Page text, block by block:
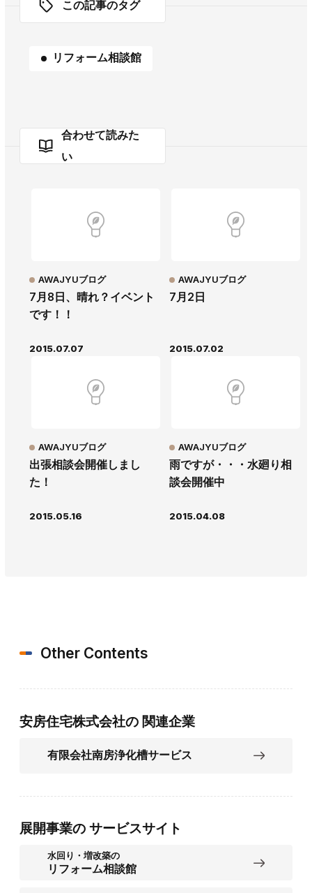
この記事のタグ
リフォーム相談館
合わせて読みた
い
7月8日、晴れ？イベント
です！！
AWAJYUブログ
2015.07.07
7月2日
AWAJYUブログ
2015.07.02
出張相談会開催しまし
た！
AWAJYUブログ
2015.05.16
雨ですが・・・水廻り相
談会開催中
AWAJYUブログ
2015.04.08
Other Contents
安房住宅株式会社の 関連企業
有限会社南房浄化槽サービス
展開事業の サービスサイト
水回り・増改築の
リフォーム相談館